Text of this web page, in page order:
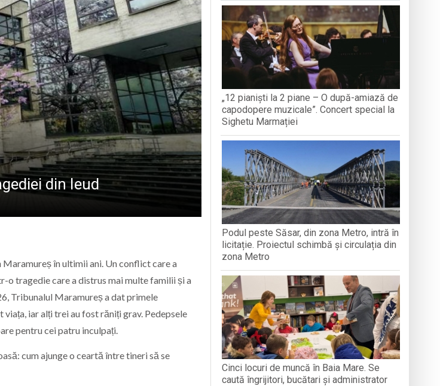
a trecut la cele veșnice
i-au întrecut pe americani la aripioare
de pe Mara”
2026
PÂNĂ ÎN 15 SEPTEMBRIE
din Ieud
în ultimii ani. Un conflict care a
tragedie care a distrus mai multe familii și a
Tribunalul Maramureș a dat primele
iar alți trei au fost răniți grav. Pedepsele
pentru cei patru inculpați.
cum ajunge o ceartă între tineri să se
„12 pianiști la 2 piane – O după-amiază de
capodopere muzicale”. Concert special la
Sighetu Marmației
Podul peste Săsar, din zona Metro, intră în
licitație. Proiectul schimbă și circulația din
zona Metro
Cinci locuri de muncă în Baia Mare. Se
caută îngrijitori, bucătari și administrator